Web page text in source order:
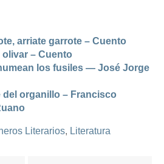
arriate garrote – Cuento
olivar – Cuento
los fusiles — José Jorge
del organillo – Francisco
Literarios, Literatura